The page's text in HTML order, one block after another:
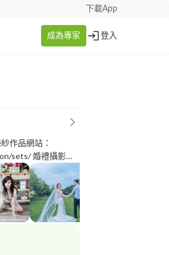
下載App
成為專家 登入
作品網站：
sets/ 婚禮攝影作
angel/sets/
、商業攝影影片
user/chungharry88
網拍商
捕捉最真實的